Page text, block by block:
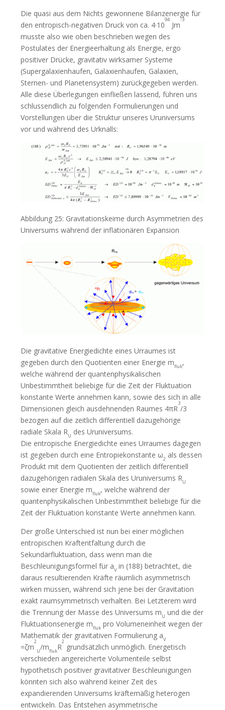
Die quasi aus dem Nichts gewonnene Bilanzenergie für
den entropisch-negativen Druck von ca. 4·10
94
Jm
-3
musste also wie oben beschrieben wegen des
Postulates der Energieerhaltung als Energie, ergo
positiver Drücke, gravitativ wirksamer Systeme
(Supergalaxienhaufen, Galaxienhaufen, Galaxien,
Sternen- und Planetensystem) zurückgegeben werden.
Alle diese Überlegungen einfließen lassend, führen uns
schlussendlich zu folgenden Formulierungen und
Vorstellungen über die Struktur unseres Uruniversums
vor und während des Urknalls:
Abbildung 25: Gravitationskeime durch Asymmetrien des
Universums während der inflationären Expansion
Die gravitative Energiedichte eines Urraumes ist
gegeben durch den Quotienten einer Energie mfluk,
welche während der quantenphysikalischen
Unbestimmtheit beliebige für die Zeit der Fluktuation
konstante Werte annehmen kann, sowie des sich in alle
Dimensionen gleich ausdehnenden Raumes 4πR
3
/3
bezogen auf die zeitlich differentiell dazugehörige
radiale Skala RU des Uruniversums.
Die entropische Energiedichte eines Urraumes dagegen
ist gegeben durch eine Entropiekonstante ω2 als dessen
Produkt mit dem Quotienten der zeitlich differentiell
dazugehörigen radialen Skala des Uruniversums RU
sowie einer Energie mfluk, welche während der
quantenphysikalischen Unbestimmtheit beliebige für die
Zeit der Fluktuation konstante Werte annehmen kann.
Der große Unterschied ist nun bei einer möglichen
entropischen Kraftentfaltung durch die
Sekundärfluktuation, dass wenn man die
Beschleunigungsformel für aV in (188) betrachtet, die
daraus resultierenden Kräfte räumlich asymmetrisch
wirken müssen, während sich jene bei der Gravitation
exakt raumsymmetrisch verhalten. Bei Letzterem wird
die Trennung der Masse des Universums mU und die der
Fluktuationsenergie mfluk pro Volumeneinheit wegen der
Mathematik der gravitativen Formulierung aV
=ζm
2
U/mflukR
2
grundsätzlich unmöglich. Energetisch
verschieden angereicherte Volumenteile selbst
hypothetisch positiver gravitativer Beschleunigungen
könnten sich also während keiner Zeit des
expandierenden Universums kräftemäßig heterogen
entwickeln. Das Entstehen asymmetrische